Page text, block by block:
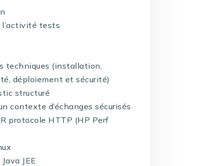
l’activité tests
techniques (installation,
déploiement et sécurité)
structuré
contexte d’échanges sécurisés
protocole HTTP (HP Perf
JEE